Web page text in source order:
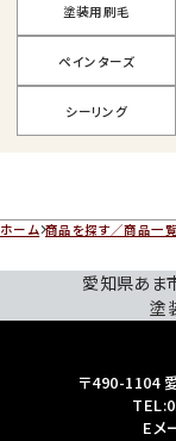
ホーム 商品を探す／商品一覧
塗装用刷毛
ペインターズ
シーリング
愛知県あま
塗
〒490-1104
TEL:
E